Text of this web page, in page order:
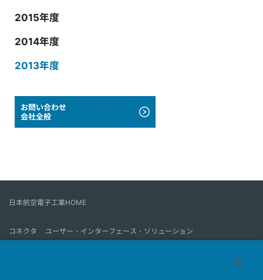
2015年度
2014年度
2013年度
お問い合わせ
会社全般
日本航空電子工業HOME
コネクタ
ユーザー・インターフェース・ソリューション